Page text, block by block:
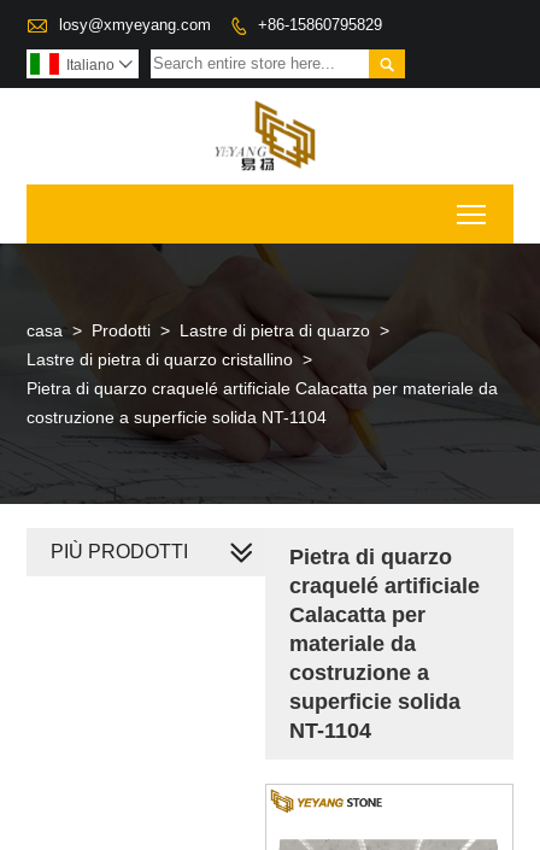
 losy@xmyeyang.com  +86-15860795829

Italiano 
casa > Prodotti > Lastre di pietra di quarzo >
Lastre di pietra di quarzo cristallino >
Pietra di quarzo craquelé artificiale Calacatta per materiale da
costruzione a superficie solida NT-1104
Pietra di quarzo
craquelé artificiale
Calacatta per
materiale da
costruzione a
superficie solida
NT-1104
PIÙ PRODOTTI